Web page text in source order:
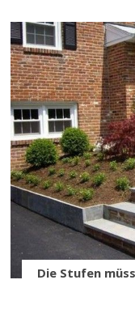
Die Stufen